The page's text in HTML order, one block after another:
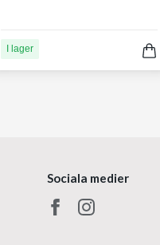
I lager
Sociala medier